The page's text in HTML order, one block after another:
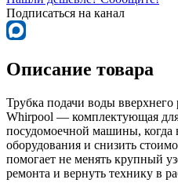
Подписаться на канал
Описание товара
Трубка подачи воды
Whirpool — комплектующая для
посудомоечной машины, когда
оборудования и снизить
помогает не менять крупный
ремонта и вернуть технику в